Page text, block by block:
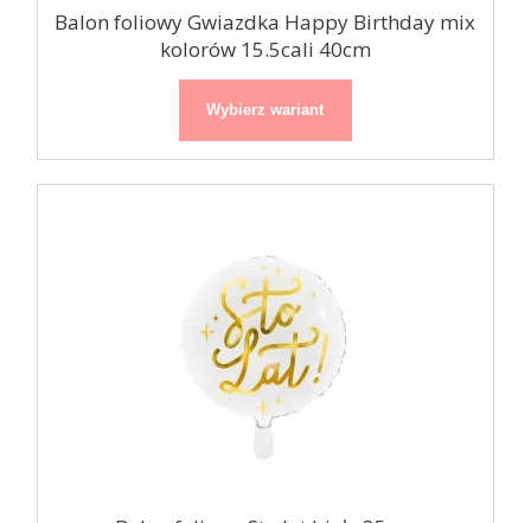
Balon foliowy Gwiazdka Happy Birthday mix
kolorów 15.5cali 40cm
Wybierz wariant